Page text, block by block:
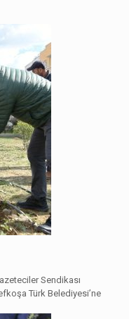
Sendikası
Türk Belediyesi’ne